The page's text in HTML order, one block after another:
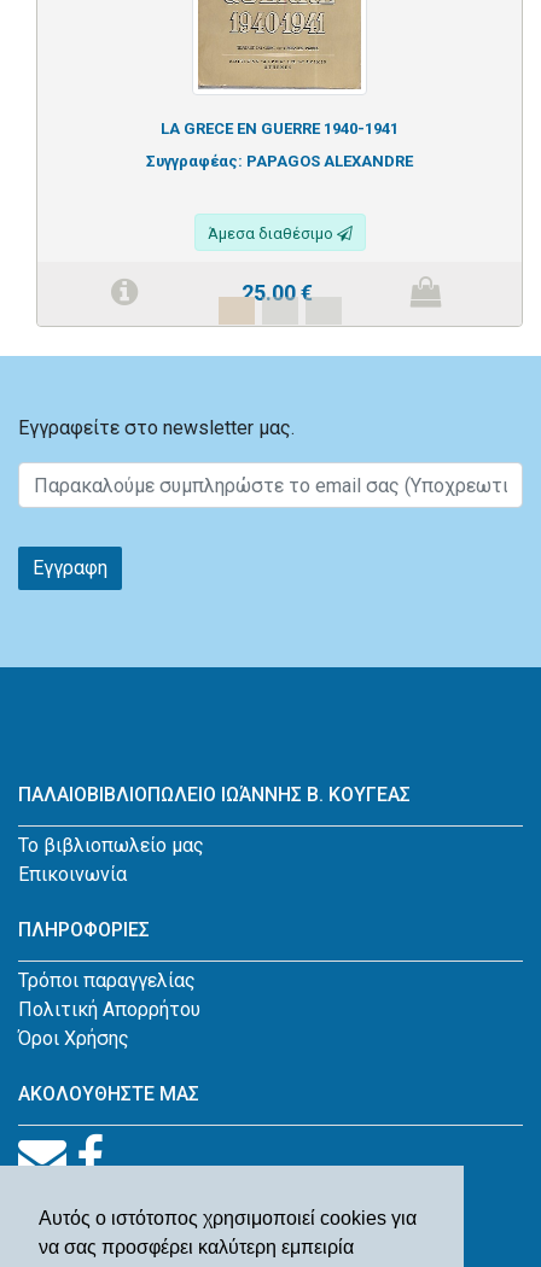
Αυτός ο ιστότοπος χρησιμοποιεί cookies για
να σας προσφέρει καλύτερη εμπειρία
LA GRECE EN GUERRE 1940-1941
Συγγραφέας: PAPAGOS ALEXANDRE
Άμεσα διαθέσιμο
25.00€
Εγγραφείτε στο newsletter μας.
Εγγραφη
ΠΑΛΑΙΟΒΙΒΛΙΟΠΩΛΕΙΟ ΙΩΆΝΝΗΣ Β. ΚΟΥΓΕΑΣ
Το βιβλιοπωλείο μας
Επικοινωνία
ΠΛΗΡΟΦΟΡΙΕΣ
Τρόποι παραγγελίας
Πολιτική Απορρήτου
Όροι Χρήσης
ΑΚΟΛΟΥΘΗΣΤΕ ΜΑΣ